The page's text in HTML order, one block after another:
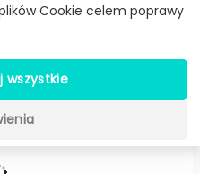
Cookie celem poprawy
wszystkie